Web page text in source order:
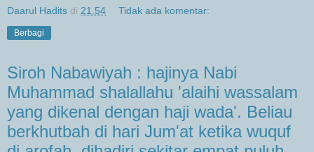
Daarul Hadits di 21.54 Tidak ada komentar:
Berbagi
Siroh Nabawiyah : hajinya Nabi
Muhammad shalallahu 'alaihi wassalam
yang dikenal dengan haji wada'. Beliau
berkhutbah di hari Jum'at ketika wuquf